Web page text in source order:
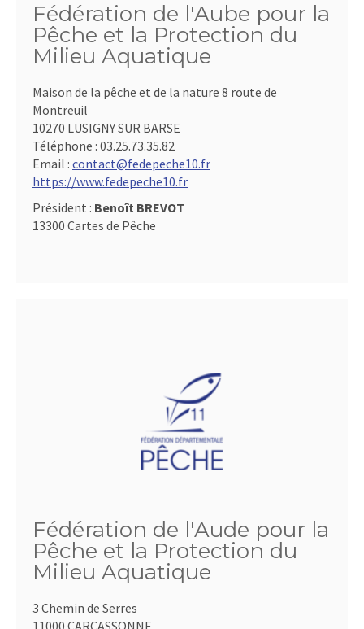
Fédération de l'Aube pour la
Pêche et la Protection du
Milieu Aquatique
Maison de la pêche et de la nature 8 route de
Montreuil
10270 LUSIGNY SUR BARSE
Téléphone : 03.25.73.35.82
Email : contact@fedepeche10.fr
https://www.fedepeche10.fr
Président : Benoît BREVOT
13300 Cartes de Pêche
Fédération de l'Aude pour la
Pêche et la Protection du
Milieu Aquatique
3 Chemin de Serres
11000 CARCASSONNE